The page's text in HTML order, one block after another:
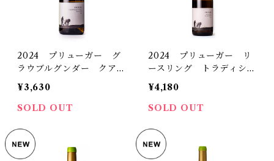
2024 プリューガー グ
ラウブルグンダー クアー
ツィット トロッケン
¥3,630
SOLD OUT
2024 プリューガー リ
ースリング トラディショ
ン トロッケン
¥4,180
SOLD OUT